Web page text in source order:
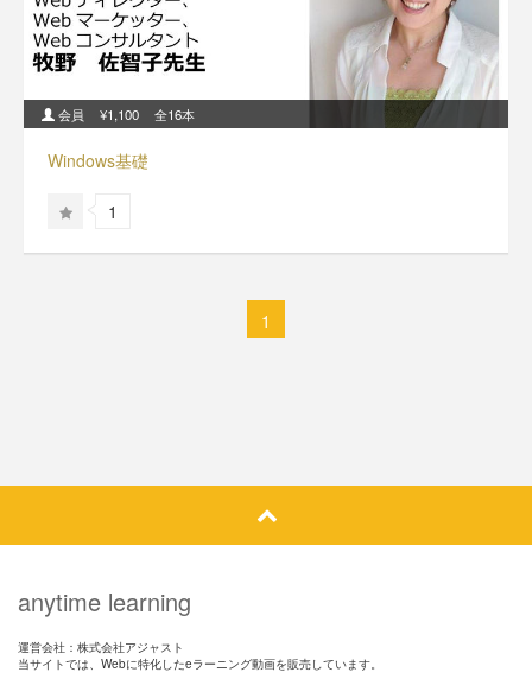
会員 ¥1,100 全16本
Windows基礎
1
1
anytime learning
運営会社：株式会社アジャスト
当サイトでは、Webに特化したeラーニング動画を販売しています。